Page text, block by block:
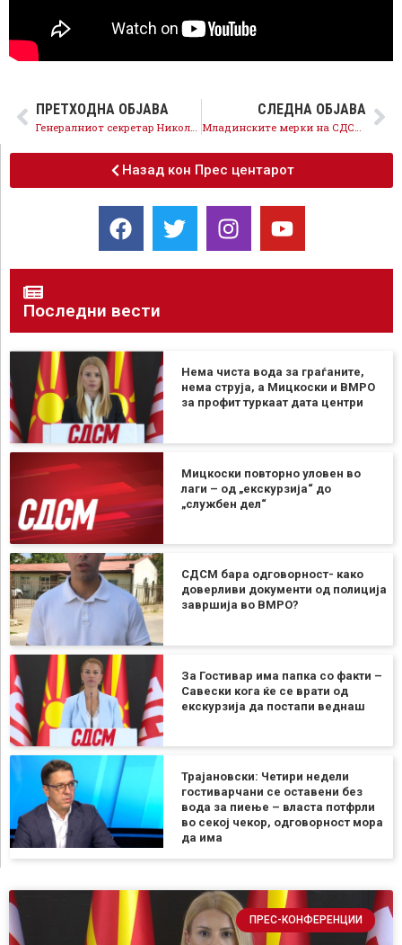
ПРЕТХОДНА ОБЈАВА
Генералниот секретар Николовски: Сите професионалци да ја искористат можноста за самокандидирање на пратеничките листи на СДСМ
СЛЕДНА ОБЈАВА
Mладинските мерки на СДСМ поттикнуваат иновативност и обезбедуваат финансиска поддршка за успех на младите дома
Назад кон Прес центарот
Последни вести
Нема чиста вода за граѓаните,
нема струја, а Мицкоски и ВМРО
за профит туркаат дата центри
Мицкоски повторно уловен во
лаги – од „екскурзија“ до
„службен дел“
СДСМ бара одговорност- како
доверливи документи од полиција
завршија во ВМРО?
За Гостивар има папка со факти –
Савески кога ќе се врати од
екскурзија да постапи веднаш
Трајановски: Четири недели
гостиварчани се оставени без
вода за пиење – власта потфрли
во секој чекор, одговорност мора
да има
ПРЕС-КОНФЕРЕНЦИИ